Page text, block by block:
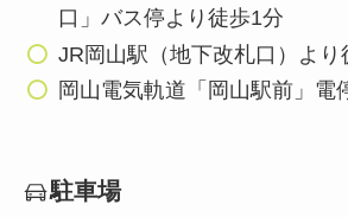
口」バス停より徒歩1分
JR岡山駅（地下改札口）より
岡山電気軌道「岡山駅前」電
駐車場